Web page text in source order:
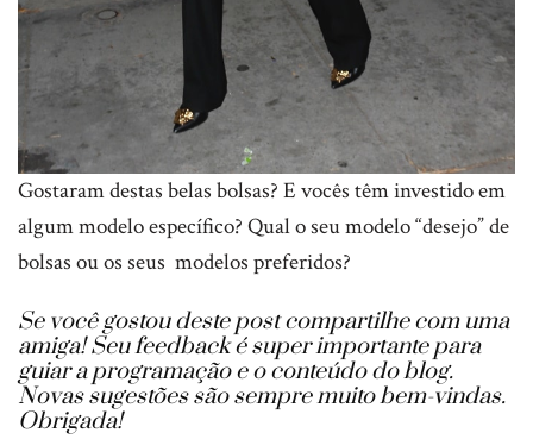
Gostaram destas belas bolsas? E vocês têm investido em
algum modelo específico? Qual o seu modelo “desejo” de
bolsas ou os seus modelos preferidos?
Se você gostou deste post compartilhe com uma
amiga! Seu feedback é super importante para
guiar a programação e o conteúdo do blog.
Novas sugestões são sempre muito bem-vindas.
Obrigada!